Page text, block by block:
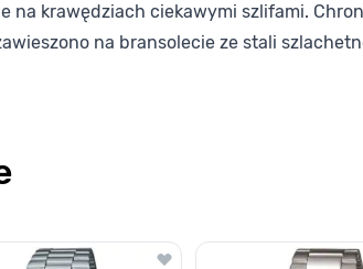
na krawędziach ciekawymi szlifami.
na bransolecie ze stali
pomocą klawisza tabulacji. Możesz pominąć